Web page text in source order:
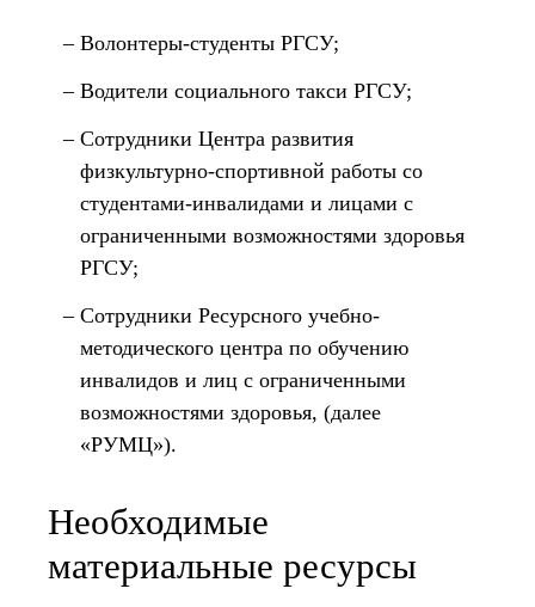
Волонтеры-студенты РГСУ;
Водители социального такси РГСУ;
Сотрудники Центра развития
физкультурно-спортивной работы со
студентами-инвалидами и лицами с
ограниченными возможностями здоровья
РГСУ;
Сотрудники Ресурсного учебно-
методического центра по обучению
инвалидов и лиц с ограниченными
возможностями здоровья, (далее
«РУМЦ»).
Необходимые
материальные ресурсы